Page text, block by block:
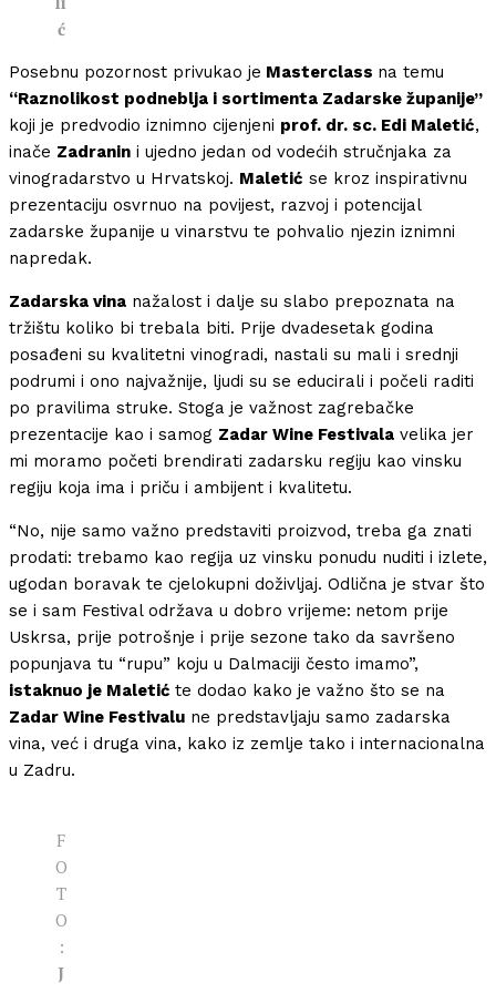
ć
Posebnu pozornost privukao je Masterclass na temu
“Raznolikost podneblja i sortimenta Zadarske županije”
koji je predvodio iznimno cijenjeni prof. dr. sc. Edi Maletić,
inače Zadranin i ujedno jedan od vodećih stručnjaka za
vinogradarstvo u Hrvatskoj. Maletić se kroz inspirativnu
prezentaciju osvrnuo na povijest, razvoj i potencijal
zadarske županije u vinarstvu te pohvalio njezin iznimni
napredak.
Zadarska vina nažalost i dalje su slabo prepoznata na
tržištu koliko bi trebala biti. Prije dvadesetak godina
posađeni su kvalitetni vinogradi, nastali su mali i srednji
podrumi i ono najvažnije, ljudi su se educirali i počeli raditi
po pravilima struke. Stoga je važnost zagrebačke
prezentacije kao i samog Zadar Wine Festivala velika jer
mi moramo početi brendirati zadarsku regiju kao vinsku
regiju koja ima i priču i ambijent i kvalitetu.
“No, nije samo važno predstaviti proizvod, treba ga znati
prodati: trebamo kao regija uz vinsku ponudu nuditi i izlete,
ugodan boravak te cjelokupni doživljaj. Odlična je stvar što
se i sam Festival održava u dobro vrijeme: netom prije
Uskrsa, prije potrošnje i prije sezone tako da savršeno
popunjava tu “rupu” koju u Dalmaciji često imamo”,
istaknuo je Maletić te dodao kako je važno što se na
Zadar Wine Festivalu ne predstavljaju samo zadarska
vina, već i druga vina, kako iz zemlje tako i internacionalna
u Zadru.
F
O
T
O
:
J